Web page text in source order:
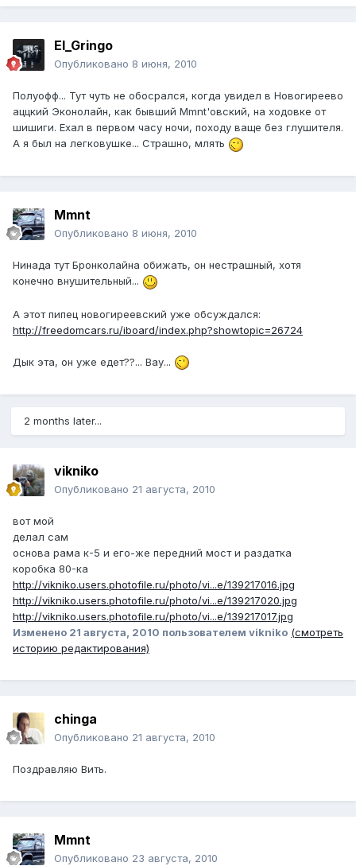
El_Gringo
Опубликовано 8 июня, 2010
Полуофф... Тут чуть не обосрался, когда увидел в Новогиреево
аццкий Эконолайн, как бывший Mmnt'овский, на ходовке от
шишиги. Ехал в первом часу ночи, походу ваще без глушителя.
А я был на легковушке... Страшно, млять
Mmnt
Опубликовано 8 июня, 2010
Нинада тут Бронколайна обижать, он нестрашный, хотя
конечно внушительный...
А этот пипец новогиреевский уже обсуждался:
http://freedomcars.ru/iboard/index.php?showtopic=26724
Дык эта, он уже едет??... Вау...
2 months later...
vikniko
Опубликовано 21 августа, 2010
вот мой
делал сам
основа рама к-5 и его-же передний мост и раздатка
коробка 80-ка
http://vikniko.users.photofile.ru/photo/vi...e/139217016.jpg
http://vikniko.users.photofile.ru/photo/vi...e/139217020.jpg
http://vikniko.users.photofile.ru/photo/vi...e/139217017.jpg
Изменено 21 августа, 2010 пользователем vikniko (смотреть
историю редактирования)
chinga
Опубликовано 21 августа, 2010
Поздравляю Вить.
Mmnt
Опубликовано 23 августа, 2010